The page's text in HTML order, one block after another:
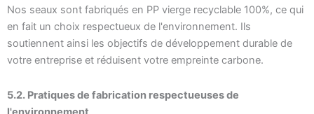
Nos seaux sont fabriqués en PP vierge recyclable 100%, ce qui
en fait un choix respectueux de l'environnement. Ils
soutiennent ainsi les objectifs de développement durable de
votre entreprise et réduisent votre empreinte carbone.
5.2. Pratiques de fabrication respectueuses de